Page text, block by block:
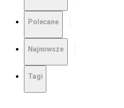
Polecane
Najnowsze
Tagi